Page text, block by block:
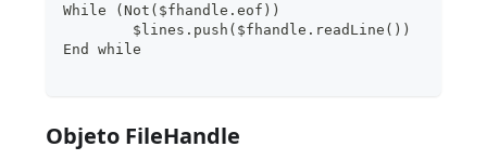
While (Not($fhandle.eof))
	$lines.push($fhandle.readLine())
End while
Objeto FileHandle